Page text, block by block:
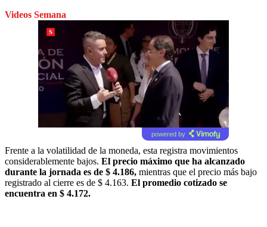
Videos Semana
powered by
Frente a la volatilidad de la moneda, esta registra movimientos
considerablemente bajos. El precio máximo que ha alcanzado
durante la jornada es de $ 4.186, mientras que el precio más bajo
registrado al cierre es de $ 4.163. El promedio cotizado se
encuentra en $ 4.172.